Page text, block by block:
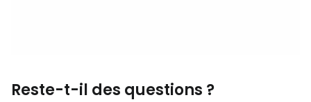
Reste-t-il des questions ?